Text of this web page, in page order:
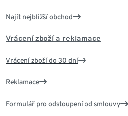
Najít nejbližší obchod
Vrácení zboží a reklamace
Vrácení zboží do 30 dní
Reklamace
Formulář pro odstoupení od smlouvy